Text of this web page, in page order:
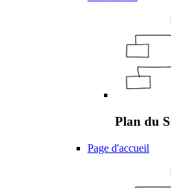
Plan du
Page d'accueil